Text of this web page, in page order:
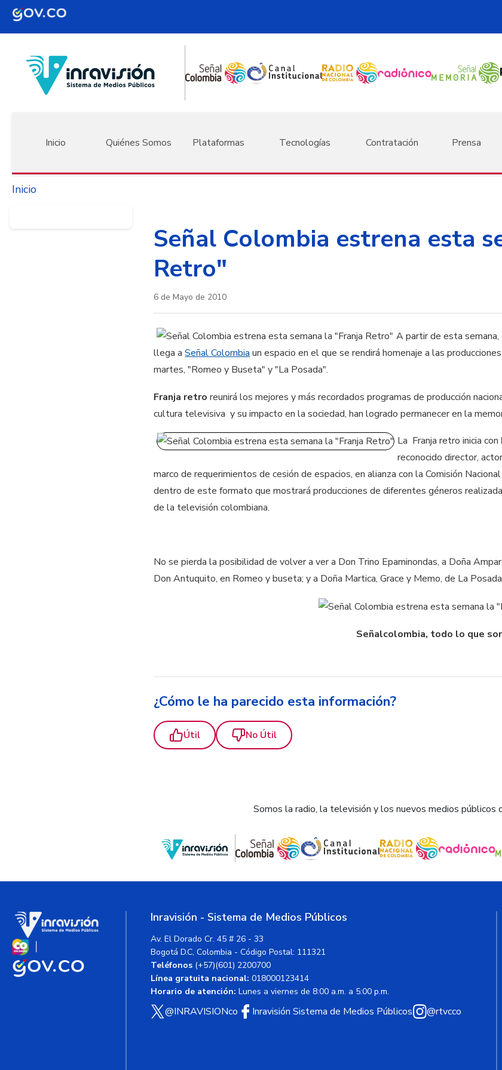
Pasar al contenido principal
Inicio Quiénes Somos Plataformas Tecnologías Contratación Prensa
Inicio
Señal Colombia estrena esta
Retro"
6 de Mayo de 2010
A partir de esta
llega aSeñal Colombia un espacio en el que se rendirá homenaje a las
martes, "Romeo y Buseta" y "La Posada".
Franja retro reunirá los mejores y más recordados programas de producción
cultura televisiva y su impacto en la sociedad, han logrado permanecer en la
La Franja retro inicia con
reconocido director,
marco de requerimientos de cesión de espacios, en alianza con la Comisión
dentro de este formato que mostrará producciones de diferentes géneros
de la televisión colombiana.
No se pierda la posibilidad de volver a ver a Don Trino Epaminondas, a Doña
Don Antuquito, en Romeo y buseta; y a Doña Martica, Grace y Memo, de La
Señalcolombia, todo lo que
¿Cómo le ha parecido esta información?
Útil No Útil
Somos la radio, la televisión y los nuevos medios públicos
Inravisión - Sistema de Medios Públicos
Av. El Dorado Cr. 45 # 26 - 33
Bogotá D.C, Colombia - Código Postal: 111321
Teléfonos (+57)(601) 2200700
Línea gratuita nacional: 018000123414
Horario de atención: Lunes a viernes de 8:00 a.m. a 5:00 p.m.
@INRAVISIONco Inravisión Sistema de Medios Públicos @rtvcco